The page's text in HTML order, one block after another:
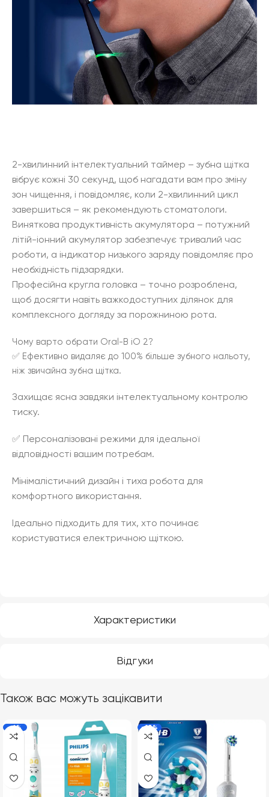
Характеристики
Відгуки
2-хвилинний інтелектуальний таймер – зубна щітка
вібрує кожні 30 секунд, щоб нагадати вам про зміну
зон чищення, і повідомляє, коли 2-хвилинний цикл
завершиться – як рекомендують стоматологи.
Виняткова продуктивність акумулятора – потужний
літій-іонний акумулятор забезпечує тривалий час
роботи, а індикатор низького заряду повідомляє про
необхідність підзарядки.
Професійна кругла головка – точно розроблена,
щоб досягти навіть важкодоступних ділянок для
комплексного догляду за порожниною рота.
Чому варто обрати Oral-B iO 2?
✅ Ефективно видаляє до 100% більше зубного нальоту,
ніж звичайна зубна щітка.
Захищає ясна завдяки інтелектуальному контролю
тиску.
✅ Персоналізовані режими для ідеальної
відповідності вашим потребам.
Мінімалістичний дизайн і тиха робота для
комфортного використання.
Ідеально підходить для тих, хто починає
користуватися електричною щіткою.
Також вас можуть зацікавити
-6% -23%